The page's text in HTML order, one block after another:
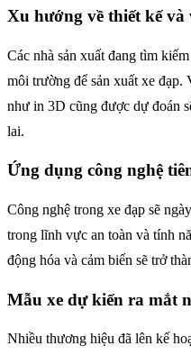
Xu hướng về thiết kế và
Các nhà sản xuất đang tìm
môi trường để sản xuất xe đạp.
như in 3D cũng được dự đoán
lai.
Ứng dụng công nghệ
Công nghệ trong xe đạp sẽ
trong lĩnh vực an toàn và tính
động hóa và cảm biến sẽ trở
Mẫu xe dự kiến ra mắt
Nhiều thương hiệu đã lên kế